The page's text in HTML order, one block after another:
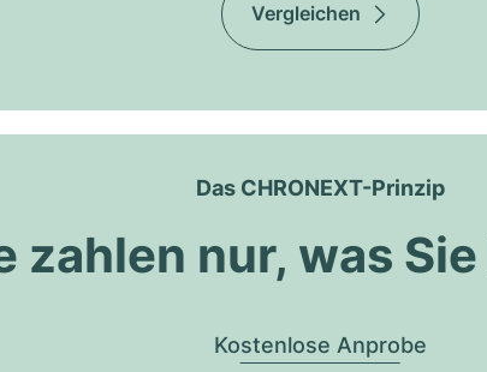
Vergleichen
Das CHRONEXT-Prinzip
zahlen nur, was
Kostenlose Anprobe